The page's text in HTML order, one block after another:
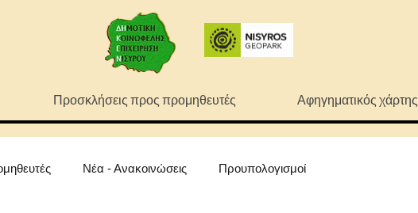
Προσκλήσεις προς προμηθευτές Αφηγηματικός χάρτης
Νέα - Ανακοινώσεις Προυπολογισμοί